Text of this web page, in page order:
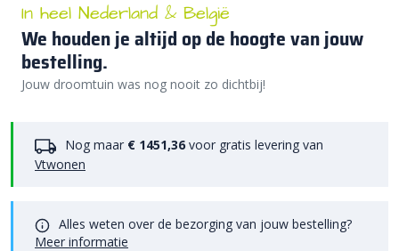
In heel Nederland & België
We houden je altijd op de hoogte van jouw
bestelling.
Jouw droomtuin was nog nooit zo dichtbij!
Nog maar € 1451,36 voor gratis levering van
Vtwonen
Alles weten over de bezorging van jouw bestelling?
Meer informatie